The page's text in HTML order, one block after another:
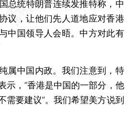
总统特朗普连续发推特称，中
议，让他们先人道地应对香港
中国领导人会晤。中方对此有
属中国内政。我们注意到，特
示，“香港是中国的一部分，他
需要建议”。我们希望美方说到